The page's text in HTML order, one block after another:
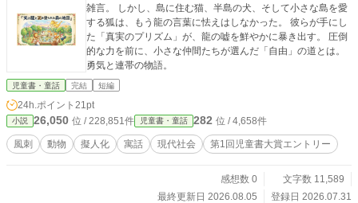
雑言。 しかし、島に住む猫、半島の犬、そして小さな島を愛
する狐は、もう龍の言葉に怯えはしなかった。 彼らが手にし
た「真実のプリズム」が、龍の嘘を鮮やかに暴き出す。 圧倒
的な力を前に、小さな仲間たちが選んだ「自由」の道とは。
勇気と連帯の物語。
児童書・童話 完結 短編
24h.ポイント 21pt
小説 26,050 位 / 228,851件 児童書・童話 282 位 / 4,658件
風刺 動物 擬人化 寓話 現代社会 第1回児童書大賞エントリー
感想数 0
文字数 11,589
最終更新日 2026.08.05
登録日 2026.07.31